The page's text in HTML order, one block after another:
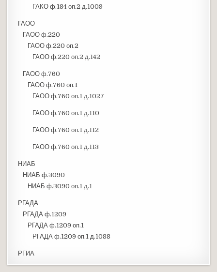
ГАКО ф.184 оп.2 д.1009
ГАОО
ГАОО ф.220
ГАОО ф.220 оп.2
ГАОО ф.220 оп.2 д.142
ГАОО ф.760
ГАОО ф.760 оп.1
ГАОО ф.760 оп.1 д.1027
ГАОО ф.760 оп.1 д.110
ГАОО ф.760 оп.1 д.112
ГАОО ф.760 оп.1 д.113
НИАБ
НИАБ ф.3090
НИАБ ф.3090 оп.1 д.1
РГАДА
РГАДА ф.1209
РГАДА ф.1209 оп.1
РГАДА ф.1209 оп.1 д.1088
РГИА